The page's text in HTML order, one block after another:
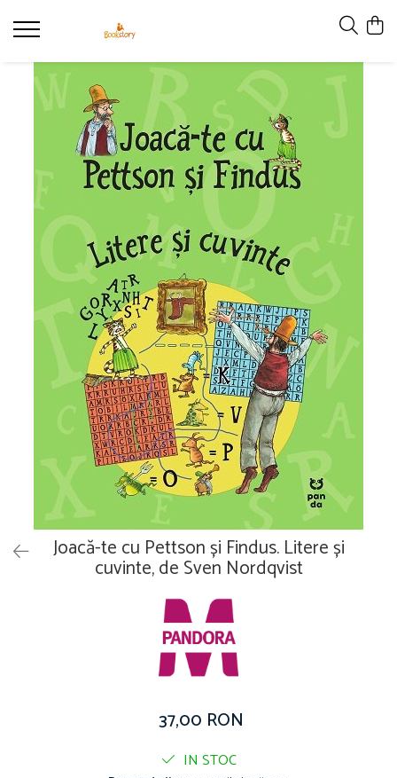
Accesorii
Carte copii - recomandări ALINAre cu
Carte adulți
Carte copii - raftul BookTruck
Ham-Ham
Pentru ea
Pentru el
Pettson și Findus
Vouchere Cadou
Joacă-te cu Pettson și Findus. Litere și
cuvinte, de Sven Nordqvist
37,00 RON
IN STOC